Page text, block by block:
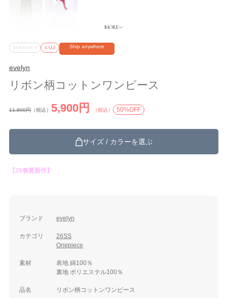
SOLD OUT SALE Ship anywhere
evelyn
リボン柄コットンワンピース
11,800円 （税込） 5,900円 （税込） 50%OFF
サイズ / カラーを選ぶ
【26春夏新作】
ブランド evelyn
カテゴリ
26SS
Onepiece
素材
表地 綿100％
裏地 ポリエステル100％
品名 リボン柄コットンワンピース